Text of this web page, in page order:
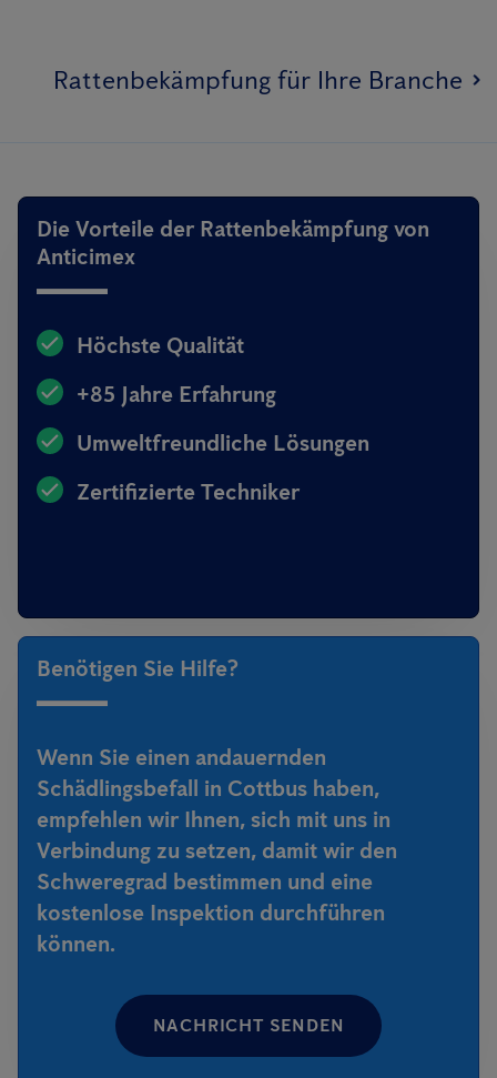
Rattenbekämpfung für Ihre Branche
Die Vorteile der Rattenbekämpfung von
Anticimex
Höchste Qualität
+85 Jahre Erfahrung
Umweltfreundliche Lösungen
Zertifizierte Techniker
Benötigen Sie Hilfe?
Wenn Sie einen andauernden
Schädlingsbefall in Cottbus haben,
empfehlen wir Ihnen, sich mit uns in
Verbindung zu setzen, damit wir den
Schweregrad bestimmen und eine
kostenlose Inspektion durchführen
können.
NACHRICHT SENDEN